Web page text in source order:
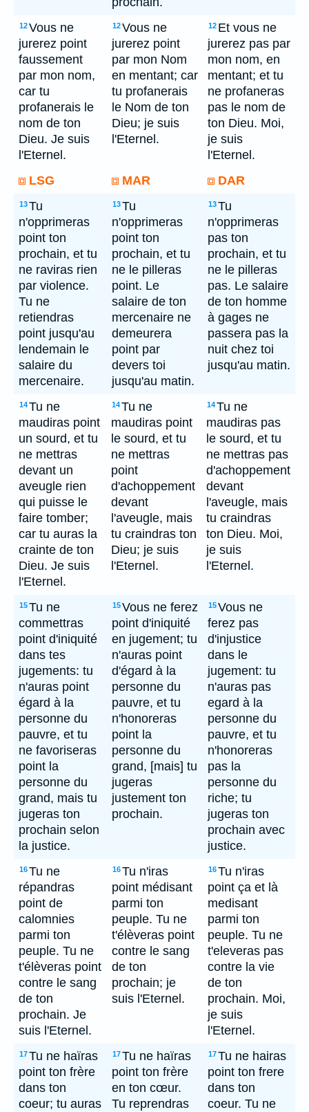
12Vous ne
jurerez point
faussement
par mon nom,
car tu
profanerais le
nom de ton
Dieu. Je suis
l'Eternel.
12Vous ne
jurerez point
par mon Nom
en mentant; car
tu profanerais
le Nom de ton
Dieu; je suis
l'Eternel.
12 Et vous ne
jurerez pas par
mon nom, en
mentant; et tu
ne profaneras
pas le nom de
ton Dieu. Moi,
je suis
l'Eternel.
LSG
MAR DAR
13Tu
n'opprimeras
point ton
prochain, et tu
ne raviras rien
par violence.
Tu ne
retiendras
point jusqu'au
lendemain le
salaire du
mercenaire.
13Tu
n'opprimeras
point ton
prochain, et tu
ne le pilleras
point. Le
salaire de ton
mercenaire ne
demeurera
point par
devers toi
jusqu'au matin.
13Tu
n'opprimeras
pas ton
prochain, et tu
ne le pilleras
pas. Le salaire
de ton homme
à gages ne
passera pas la
nuit chez toi
jusqu'au matin.
14Tu ne
maudiras point
un sourd, et tu
ne mettras
devant un
aveugle rien
qui puisse le
faire tomber;
car tu auras la
crainte de ton
Dieu. Je suis
l'Eternel.
14Tu ne
maudiras point
le sourd, et tu
ne mettras
point
d'achoppement
devant
l'aveugle, mais
tu craindras ton
Dieu; je suis
l'Eternel.
14Tu ne
maudiras pas
le sourd, et tu
ne mettras pas
d'achoppement
devant
l'aveugle, mais
tu craindras
ton Dieu. Moi,
je suis
l'Eternel.
15Tu ne
commettras
point d'iniquité
dans tes
jugements: tu
n'auras point
égard à la
personne du
pauvre, et tu
ne favoriseras
point la
personne du
grand, mais tu
jugeras ton
prochain selon
la justice.
15Vous ne ferez
point d'iniquité
en jugement; tu
n'auras point
d'égard à la
personne du
pauvre, et tu
n'honoreras
point la
personne du
grand, [mais] tu
jugeras
justement ton
prochain.
15Vous ne
ferez pas
d'injustice
dans le
jugement: tu
n'auras pas
egard à la
personne du
pauvre, et tu
n'honoreras
pas la
personne du
riche; tu
jugeras ton
prochain avec
justice.
16Tu ne
répandras
point de
calomnies
parmi ton
peuple. Tu ne
t'élèveras point
contre le sang
de ton
prochain. Je
suis l'Eternel.
16Tu n'iras
point médisant
parmi ton
peuple. Tu ne
t'élèveras point
contre le sang
de ton
prochain; je
suis l'Eternel.
16Tu n'iras
point ça et là
medisant
parmi ton
peuple. Tu ne
t'eleveras pas
contre la vie
de ton
prochain. Moi,
je suis
l'Eternel.
17Tu ne haïras
point ton frère
dans ton
coeur; tu auras
17Tu ne haïras
point ton frère
en ton cœur.
Tu reprendras
17Tu ne hairas
point ton frere
dans ton
coeur. Tu ne